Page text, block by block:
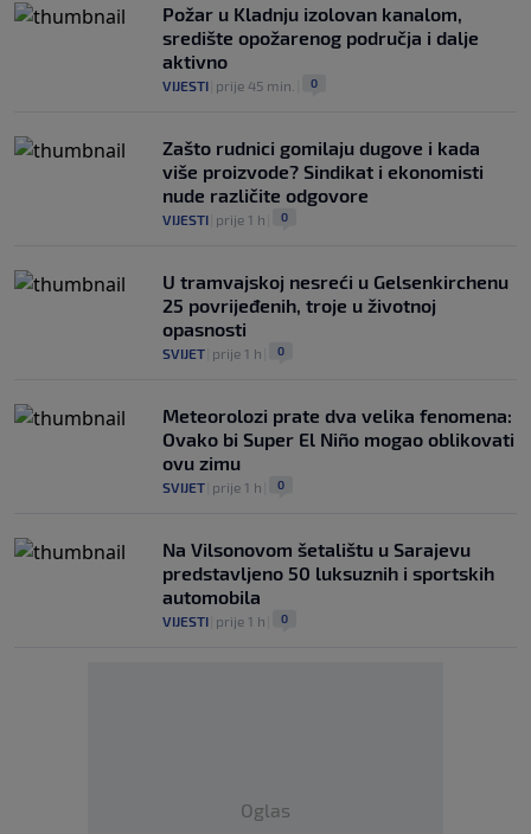
Požar u Kladnju izolovan kanalom,
središte opožarenog područja i dalje
aktivno
VIJESTI prije 45 min. 0
Zašto rudnici gomilaju dugove i kada
više proizvode? Sindikat i ekonomisti
nude različite odgovore
VIJESTI prije 1 h 0
U tramvajskoj nesreći u Gelsenkirchenu
25 povrijeđenih, troje u životnoj
opasnosti
SVIJET prije 1 h 0
Meteorolozi prate dva velika fenomena:
Ovako bi Super El Niño mogao oblikovati
ovu zimu
SVIJET prije 1 h 0
Na Vilsonovom šetalištu u Sarajevu
predstavljeno 50 luksuznih i sportskih
automobila
VIJESTI prije 1 h 0
Oglas